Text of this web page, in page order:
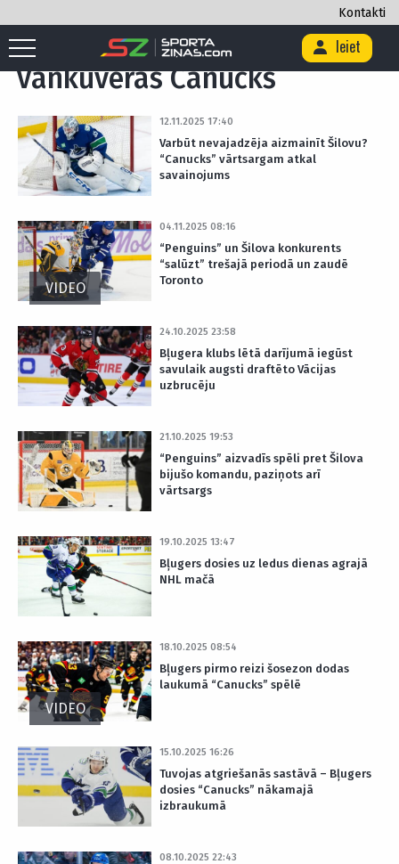
Kontakti
Ieiet
Sākums Vankūveras Canucks / Lapa 2
Vankūveras Canucks
12.11.2025 17:40
Varbūt nevajadzēja aizmainīt Šilovu?
“Canucks” vārtsargam atkal
savainojums
VIDEO
04.11.2025 08:16
“Penguins” un Šilova konkurents
“salūzt” trešajā periodā un zaudē
Toronto
24.10.2025 23:58
Bļugera klubs lētā darījumā iegūst
savulaik augsti draftēto Vācijas
uzbrucēju
21.10.2025 19:53
“Penguins” aizvadīs spēli pret Šilova
bijušo komandu, paziņots arī
vārtsargs
19.10.2025 13:47
Bļugers dosies uz ledus dienas agrajā
NHL mačā
VIDEO
18.10.2025 08:54
Bļugers pirmo reizi šosezon dodas
laukumā “Canucks” spēlē
15.10.2025 16:26
Tuvojas atgriešanās sastāvā – Bļugers
dosies “Canucks” nākamajā
izbraukumā
08.10.2025 22:43